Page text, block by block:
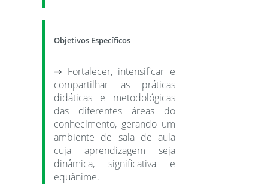
Objetivos Específicos
⇒ Fortalecer, intensificar e
compartilhar as práticas
didáticas e metodológicas
das diferentes áreas do
conhecimento, gerando um
ambiente de sala de aula
cuja aprendizagem seja
dinâmica, significativa e
equânime.